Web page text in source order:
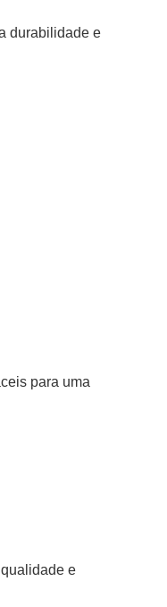
durabilidade e
para uma
e